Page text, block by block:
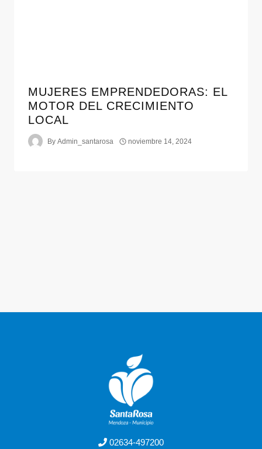
MUJERES EMPRENDEDORAS: EL
MOTOR DEL CRECIMIENTO
LOCAL
By Admin_santarosa noviembre 14, 2024
02634-497200